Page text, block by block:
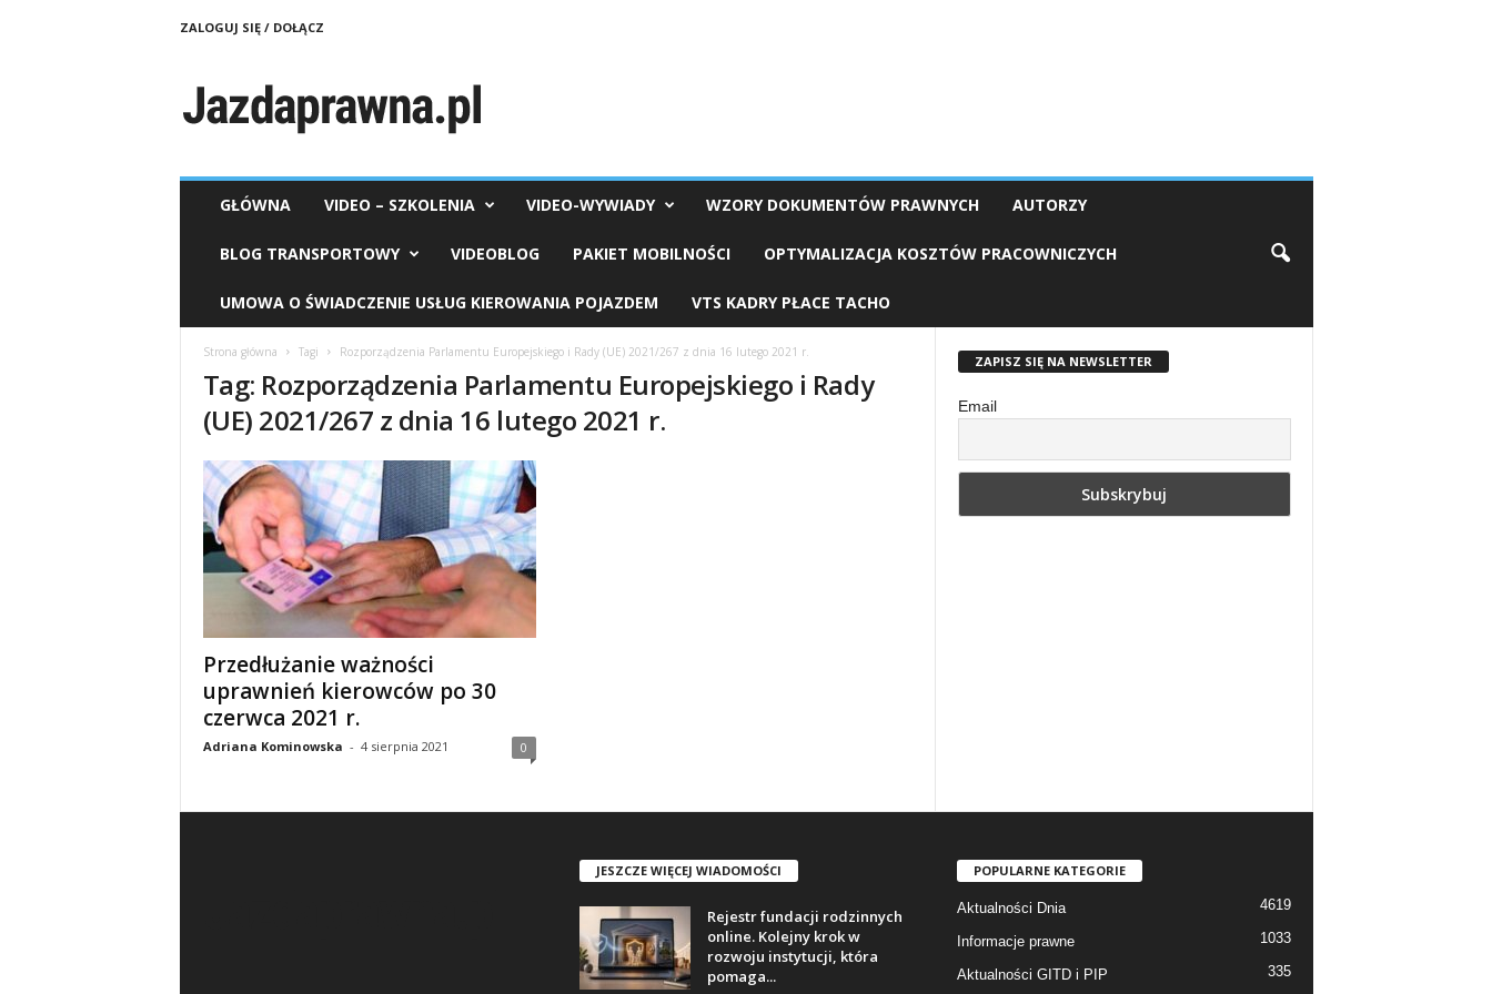
ZALOGUJ SIĘ / DOŁĄCZ
d
p
GŁÓWNA VIDEO – SZKOLENIA VIDEO-WYWIADY WZORY DOKUMENTÓW PRAWNYCH AUTORZY
BLOG TRANSPORTOWY VIDEOBLOG PAKIET MOBILNOŚCI OPTYMALIZACJA KOSZTÓW PRACOWNICZYCH
UMOWA O ŚWIADCZENIE USŁUG KIEROWANIA POJAZDEM VTS KADRY PŁACE TACHO
Strona główna Tagi Rozporządzenia Parlamentu Europejskiego i Rady (UE) 2021/267 z dnia 16 lutego 2021 r.
Tag: Rozporządzenia Parlamentu Europejskiego i Rady
(UE) 2021/267 z dnia 16 lutego 2021 r.
Przedłużanie ważności
uprawnień kierowców po 30
czerwca 2021 r.
Adriana Kominowska - 4 sierpnia 2021 0
ZAPISZ SIĘ NA NEWSLETTER
Email
JESZCZE WIĘCEJ WIADOMOŚCI
Rejestr fundacji rodzinnych
online. Kolejny krok w
rozwoju instytucji, która
pomaga...
POPULARNE KATEGORIE
Aktualności Dnia 4619
Informacje prawne 1033
Aktualności GITD i PIP 335